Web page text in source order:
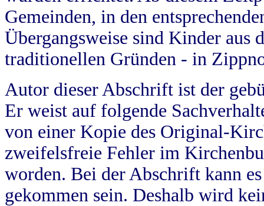
Gemeinden, in den
Übergangsweise sind Kinder aus
traditionellen Gründen - in
Autor dieser Abschrift ist der
Er weist auf folgende
von einer Kopie des Original-
zweifelsfreie Fehler im
worden. Bei der Abschrift kann
gekommen sein. Deshalb wird